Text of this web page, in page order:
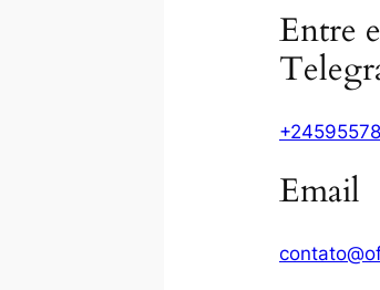
Entre
Email